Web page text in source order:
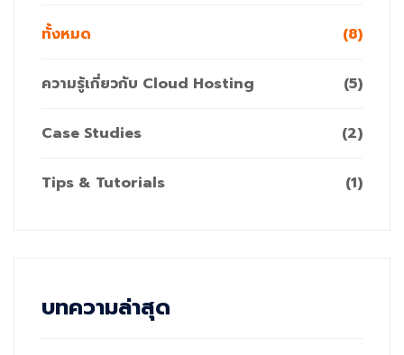
ทั้งหมด (8)
ความรู้เกี่ยวกับ Cloud Hosting (5)
Case Studies (2)
Tips & Tutorials (1)
บทความล่าสุด